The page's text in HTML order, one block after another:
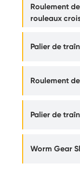
Roulement
rouleaux
Palier de
Roulement
Palier de
Worm Gear